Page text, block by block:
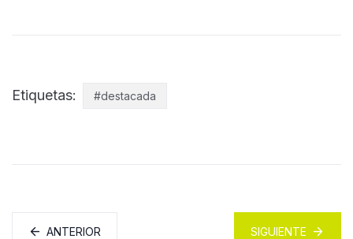
Etiquetas: #destacada
ANTERIOR SIGUIENTE